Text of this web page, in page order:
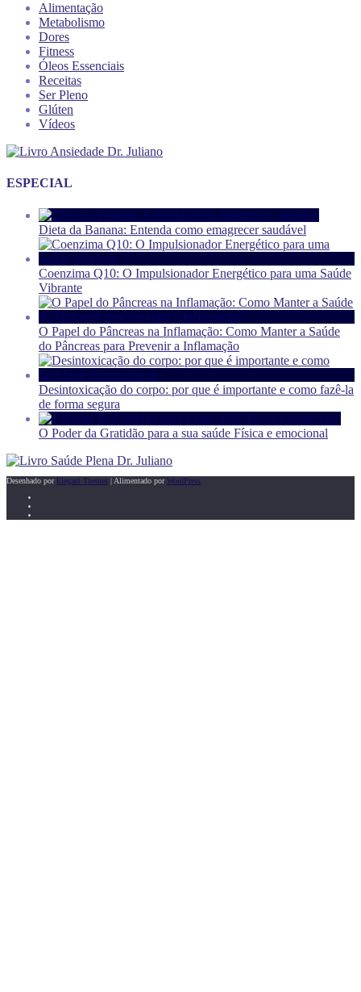
Alimentação
Metabolismo
Dores
Fitness
Óleos Essenciais
Receitas
Ser Pleno
Glúten
Vídeos
ESPECIAL
Dieta da Banana: Entenda como emagrecer saudável
Coenzima Q10: O Impulsionador Energético para uma Saúde
Vibrante
O Papel do Pâncreas na Inflamação: Como Manter a Saúde
do Pâncreas para Prevenir a Inflamação
Desintoxicação do corpo: por que é importante e como fazê-la
de forma segura
O Poder da Gratidão para a sua saúde Física e emocional
Desenhado por Elegant Themes | Alimentado porWordPress